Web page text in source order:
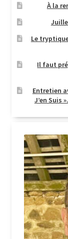
À la
Le
Il faut
Entretien
J’en Suis